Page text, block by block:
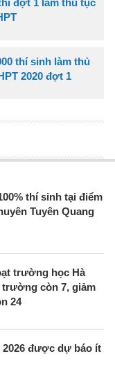
đợt 1 làm thủ tục
thí sinh làm thủ
2020 đợt 1
thí sinh tại điểm
Tuyên Quang
trường học Hà
trường còn 7, giảm
24
được dự báo ít